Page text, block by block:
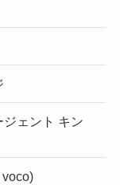
ェント キン